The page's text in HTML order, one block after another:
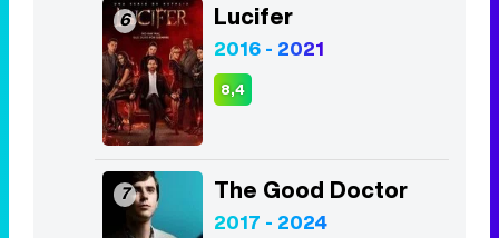
6 Lucifer
2016 - 2021
8,4
7 The Good Doctor
2017 - 2024